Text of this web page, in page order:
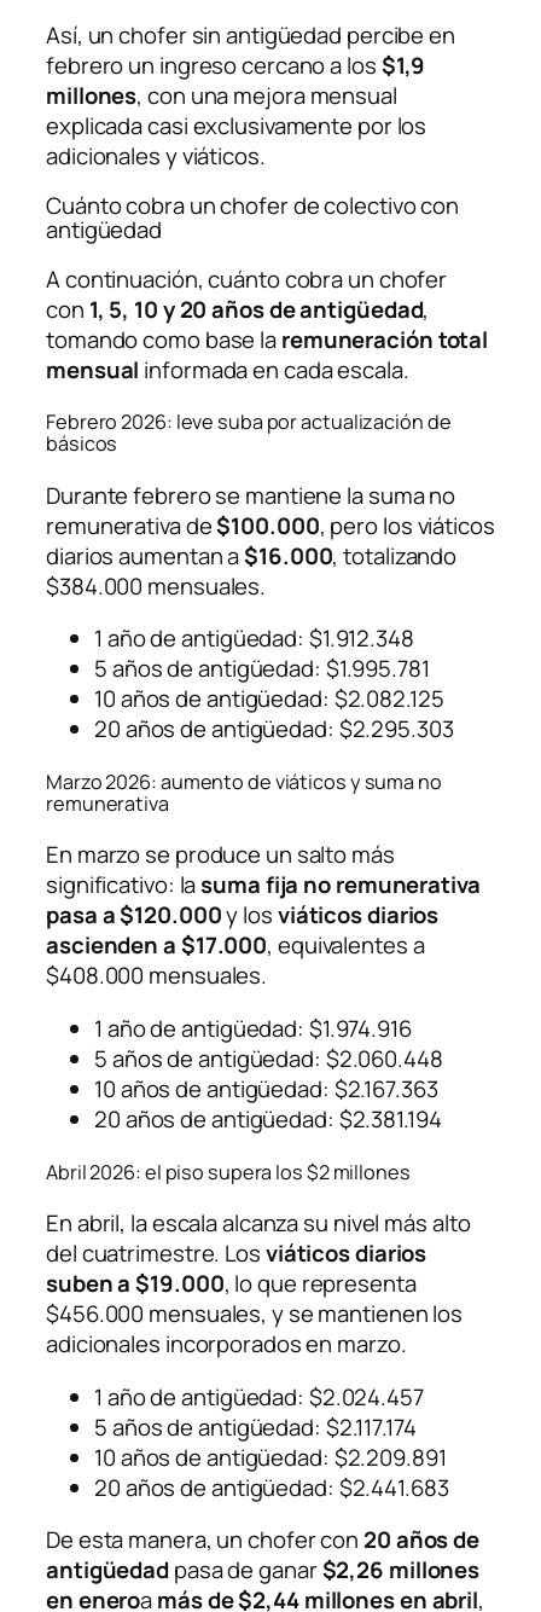
Así, un chofer sin antigüedad percibe en
febrero un ingreso cercano a los$1,9
millones, con una mejora mensual
explicada casi exclusivamente por los
adicionales y viáticos.
Cuánto cobra un chofer de colectivo con
antigüedad
A continuación, cuánto cobra un chofer
con 1, 5, 10 y 20 años de antigüedad,
tomando como base laremuneración total
mensual informada en cada escala.
Febrero 2026: leve suba por actualización de
básicos
Durante febrero se mantiene la suma no
remunerativa de$100.000, pero los viáticos
diarios aumentan a$16.000, totalizando
$384.000 mensuales.
1 año de antigüedad: $1.912.348
5 años de antigüedad: $1.995.781
10 años de antigüedad: $2.082.125
20 años de antigüedad: $2.295.303
Marzo 2026: aumento de viáticos y suma no
remunerativa
En marzo se produce un salto más
significativo: lasuma fija no remunerativa
pasa a $120.000y losviáticos diarios
ascienden a $17.000, equivalentes a
$408.000 mensuales.
1 año de antigüedad: $1.974.916
5 años de antigüedad: $2.060.448
10 años de antigüedad: $2.167.363
20 años de antigüedad: $2.381.194
Abril 2026: el piso supera los $2 millones
En abril, la escala alcanza su nivel más alto
del cuatrimestre. Losviáticos diarios
suben a $19.000, lo que representa
$456.000 mensuales, y se mantienen los
adicionales incorporados en marzo.
1 año de antigüedad: $2.024.457
5 años de antigüedad: $2.117.174
10 años de antigüedad: $2.209.891
20 años de antigüedad: $2.441.683
De esta manera, un chofer con 20 años de
antigüedadpasa de ganar$2,26 millones
en eneroamás de $2,44 millones en abril,